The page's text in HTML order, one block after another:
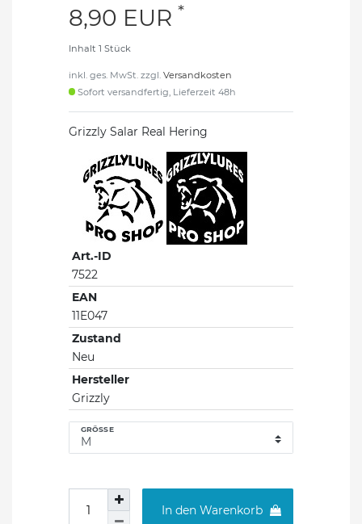
8,90 EUR *
Inhalt 1 Stück
inkl. ges. MwSt. zzgl. Versandkosten
Sofort versandfertig, Lieferzeit 48h
Grizzly Salar Real Hering
Art.-ID
7522
EAN
11E047
Zustand
Neu
Hersteller
Grizzly
GRÖSSE
In den Warenkorb